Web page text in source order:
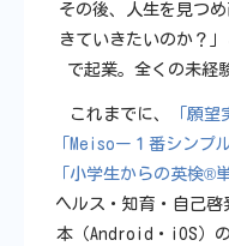
その後、人生を見つ
きていきたいのか？
で起業。全くの未経
これまでに、
「願望
「Meisoー１番シンプ
「小学生からの英検®
ヘルス・知育・自己啓
本（Android・iOS）